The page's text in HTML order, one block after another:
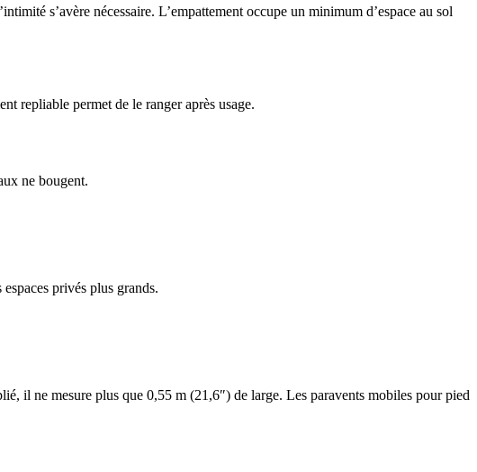
s’avère nécessaire. L’empattement occupe un minimum d’espace au sol
repliable permet de le ranger après usage.
ne bougent.
privés plus grands.
il ne mesure plus que 0,55 m (21,6″) de large. Les paravents mobiles pour pied